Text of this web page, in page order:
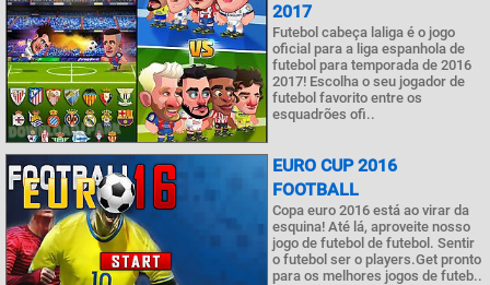
2017
Futebol cabeça laliga é o jogo
oficial para a liga espanhola de
futebol para temporada de 2016
2017! Escolha o seu jogador de
futebol favorito entre os
esquadrões ofi..
EURO CUP 2016
FOOTBALL
Copa euro 2016 está ao virar da
esquina! Até lá, aproveite nosso
jogo de futebol de futebol. Sentir
o futebol ser o players.Get pronto
para os melhores jogos de futeb..